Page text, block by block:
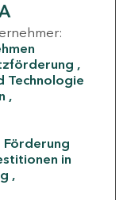
Technologie
Förderung
in